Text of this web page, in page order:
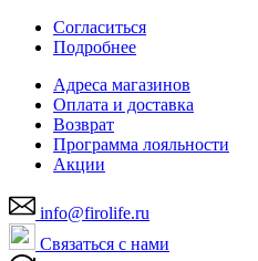
Согласиться
Подробнее
Адреса магазинов
Оплата и доставка
Возврат
Программа лояльности
Акции
info@firolife.ru
Связаться с нами